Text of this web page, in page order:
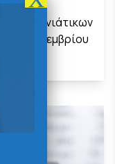
16 Δεκεμβρίου